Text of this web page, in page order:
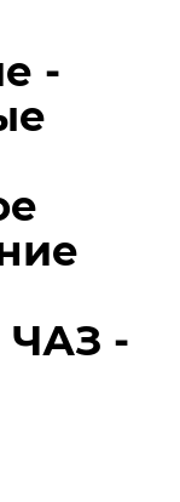
-
ЧАЗ -